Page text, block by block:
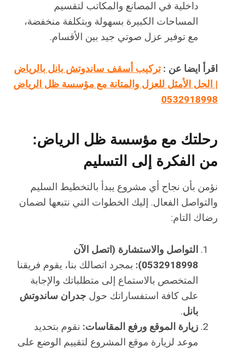
داخلية في المصانع والمكاتب لتقسيم
المساحات الكبيرة بسهولة وبتكلفة منخفضة،
مع توفير عزل صوتي جيد بين الأقسام.
اقرأ ايضا عن :تركيب أسقف ساندوتش بانل بالرياض
| الحل الأمثل للعزل والمتانة مع مؤسسة ظل الرياض
0532918998
رحلتك مع مؤسسة ظل الرياض:
من الفكرة إلى التسليم
نؤمن بأن نجاح أي مشروع يبدأ بالتخطيط السليم
والتواصل الفعال. إليك الخطوات التي نتبعها لضمان
رضاك التام:
التواصل والاستشارة (اتصل الآن
0532918998):
بمجرد اتصالك بنا، يقوم فريقنا
المتخصص بالاستماع إلى متطلباتك والإجابة
على كافة استفساراتك حول جدران ساندوتش
بانل.
زيارة الموقع ورفع المقاسات: نقوم بتحديد
موعد لزيارة موقع المشروع لتقييم الوضع على